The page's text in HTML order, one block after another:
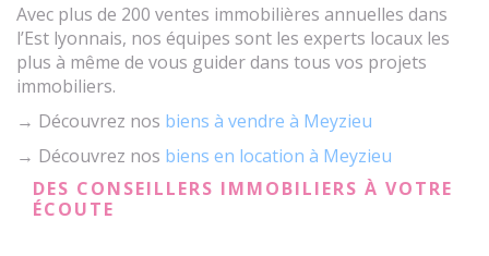
Avec plus de 200 ventes immobilières annuelles dans
l’Est lyonnais, nos équipes sont les experts locaux les
plus à même de vous guider dans tous vos projets
immobiliers.
→ Découvrez nos biens à vendre à Meyzieu
→ Découvrez nos biens en location à Meyzieu
DES CONSEILLERS IMMOBILIERS À VOTRE
ÉCOUTE